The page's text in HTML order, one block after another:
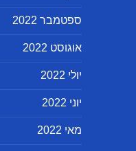
ספטמבר 2022
אוגוסט 2022
יולי 2022
יוני 2022
מאי 2022